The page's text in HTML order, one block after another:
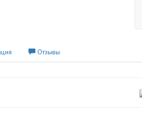
Отзывы